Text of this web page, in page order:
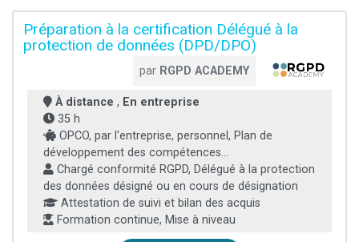
Préparation à la certification Délégué à la
protection de données (DPD/DPO)
par RGPD ACADEMY
À distance , En entreprise
35 h
OPCO, par l'entreprise, personnel, Plan de
développement des compétences...
Chargé conformité RGPD, Délégué à la protection
des données désigné ou en cours de désignation
Attestation de suivi et bilan des acquis
Formation continue, Mise à niveau